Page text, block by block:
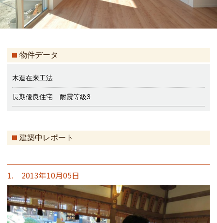
物件データ
木造在来工法
長期優良住宅 耐震等級3
建築中レポート
1. 2013年10月05日